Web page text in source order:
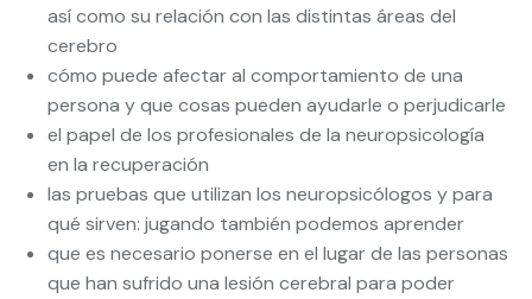
así como su relación con las distintas áreas del
cerebro
cómo puede afectar al comportamiento de una
persona y que cosas pueden ayudarle o perjudicarle
el papel de los profesionales de la neuropsicología
en la recuperación
las pruebas que utilizan los neuropsicólogos y para
qué sirven: jugando también podemos aprender
que es necesario ponerse en el lugar de las personas
que han sufrido una lesión cerebral para poder